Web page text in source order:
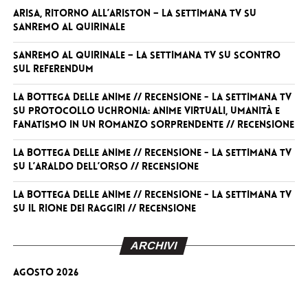
Arisa, ritorno all’Ariston – La Settimana TVsu
Sanremo al Quirinale
Sanremo al Quirinale – La Settimana TVsu Scontro
sul referendum
La Bottega delle Anime // RECENSIONE - La Settimana TV
su Protocollo Uchronia: anime virtuali, umanità e
fanatismo in un romanzo sorprendente // RECENSIONE
La Bottega delle Anime // RECENSIONE - La Settimana TV
su L’Araldo dell’Orso // RECENSIONE
La Bottega delle Anime // RECENSIONE - La Settimana TV
su Il Rione dei Raggiri // RECENSIONE
ARCHIVI
Agosto 2026